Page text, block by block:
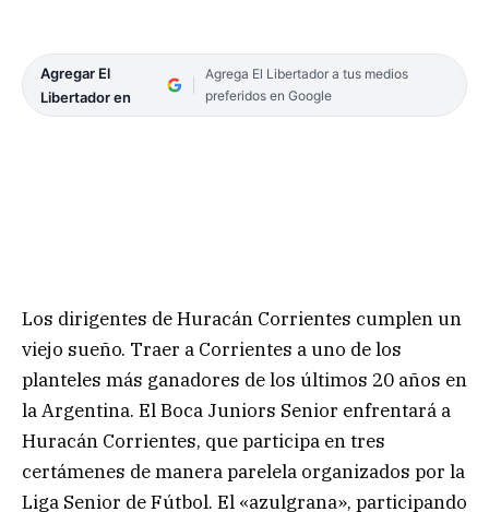
Agregar El
Libertador en
Agrega El Libertador a tus medios
preferidos en Google
Los dirigentes de Huracán Corrientes cumplen un
viejo sueño. Traer a Corrientes a uno de los
planteles más ganadores de los últimos 20 años en
la Argentina. El Boca Juniors Senior enfrentará a
Huracán Corrientes, que participa en tres
certámenes de manera parelela organizados por la
Liga Senior de Fútbol. El «azulgrana», participando